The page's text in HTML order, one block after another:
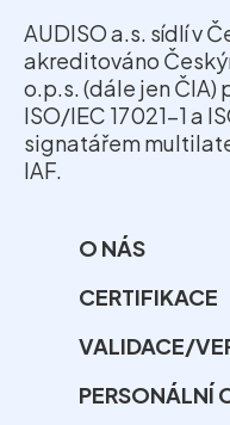
AUDISO a.s. sídlí v
akreditováno
o.p.s. (dále jen ČIA)
ISO/IEC 17021-1 a
signatářem
IAF.
O NÁS
CERTIFIKACE
VALIDACE/
PERSONÁLNÍ